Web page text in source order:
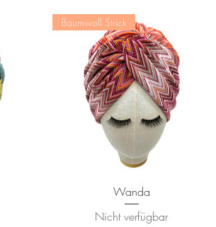
Schnellansicht
Baumwoll Strick
Wanda
Nicht verfügbar